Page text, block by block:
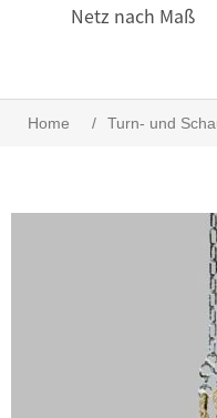
Netz nach Maß
Home / Turn- und